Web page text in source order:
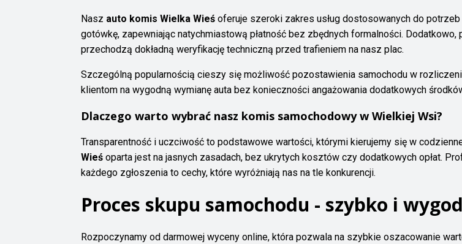
Nasz auto komis Wielka Wieś oferuje szeroki zakres usług dostosowanych do
gotówkę, zapewniając natychmiastową płatność bez zbędnych formalności.
przechodzą dokładną weryfikację techniczną przed trafieniem na nasz plac.
Szczególną popularnością cieszy się możliwość pozostawienia samochodu w
klientom na wygodną wymianę auta bez konieczności angażowania dodatkowych
Dlaczego warto wybrać nasz komis samochodowy w Wielkiej Wsi?
Transparentność i uczciwość to podstawowe wartości, którymi kierujemy się w
Wieś oparta jest na jasnych zasadach, bez ukrytych kosztów czy dodatkowych opłat.
każdego zgłoszenia to cechy, które wyróżniają nas na tle konkurencji.
Proces skupu samochodu - szybko i
Rozpoczynamy od darmowej wyceny online, która pozwala na szybkie oszacowanie